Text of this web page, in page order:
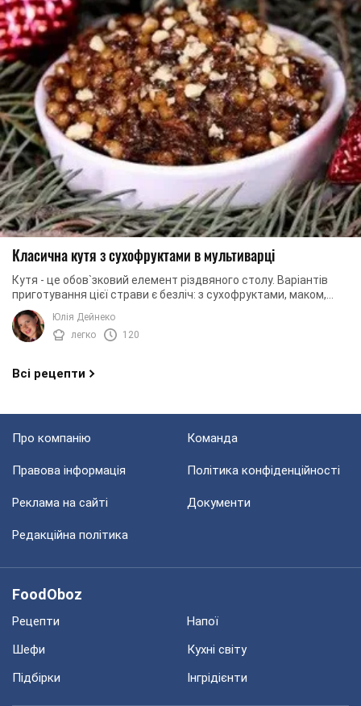
Класична кутя з сухофруктами в мультиварці
Кутя - це обов`зковий елемент різдвяного столу. Варіантів
приготування цієї страви є безліч: з сухофруктами, маком,
медом, на основі узвару чи русу. ...
Юлія Дейнеко
легко
120
Всі рецепти
Про компанію Команда
Правова інформація Політика конфіденційності
Реклама на сайті Документи
Редакційна політика
FoodOboz
Рецепти
Напої
Шефи
Кухні світу
Підбірки
Інгрідієнти